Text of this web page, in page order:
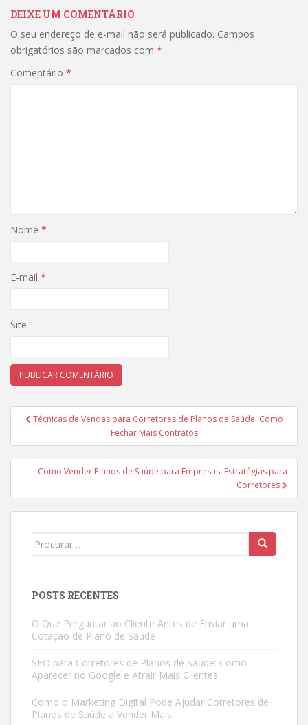
DEIXE UM COMENTÁRIO
O seu endereço de e-mail não será publicado. Campos
obrigatórios são marcados com *
Comentário *
Nome *
E-mail *
Site
Navegação
Post
Técnicas de Vendas para Corretores de Planos de Saúde: Como
Fechar Mais Contratos
Como Vender Planos de Saúde para Empresas: Estratégias para
Corretores
Search
POSTS RECENTES
O Que Perguntar ao Cliente Antes de Enviar uma
Cotação de Plano de Saúde
SEO para Corretores de Planos de Saúde: Como
Aparecer no Google e Atrair Mais Clientes
Como o Marketing Digital Pode Ajudar Corretores de
Planos de Saúde a Vender Mais